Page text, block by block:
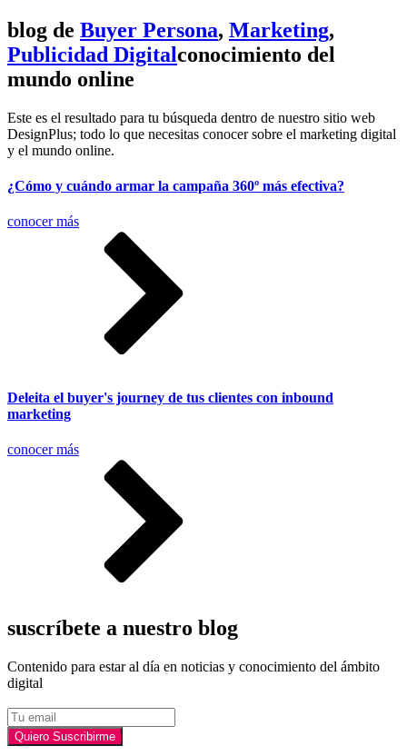
blog de Buyer Persona, Marketing,
Publicidad Digitalconocimiento del
mundo online
Este es el resultado para tu búsqueda dentro de nuestro sitio web
DesignPlus; todo lo que necesitas conocer sobre el marketing digital
y el mundo online.
¿Cómo y cuándo armar la campaña 360º más efectiva?
conocer más
Deleita el buyer's journey de tus clientes con inbound
marketing
conocer más
suscríbete a nuestro blog
Contenido para estar al día en noticias y conocimiento del ámbito
digital
Quiero Suscribirme